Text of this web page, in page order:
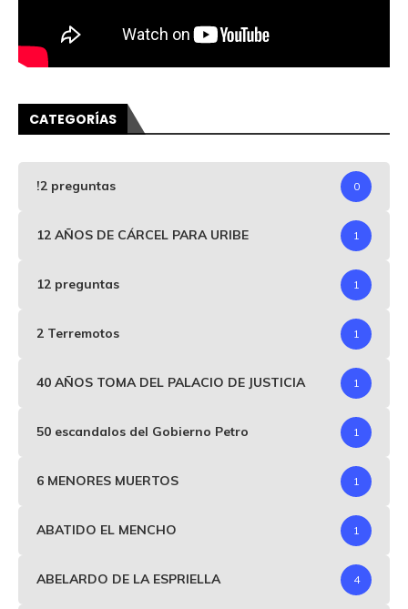
CATEGORÍAS
!2 preguntas 0
12 AÑOS DE CÁRCEL PARA URIBE 1
12 preguntas 1
2 Terremotos 1
40 AÑOS TOMA DEL PALACIO DE JUSTICIA 1
50 escandalos del Gobierno Petro 1
6 MENORES MUERTOS 1
ABATIDO EL MENCHO 1
ABELARDO DE LA ESPRIELLA 4